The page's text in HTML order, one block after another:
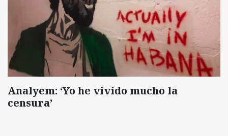
Analyem: ‘Yo he vivido mucho la
censura’